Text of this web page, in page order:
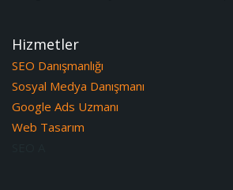
Hizmetler
SEO Danışmanlığı
Sosyal Medya Danışmanı
Google Ads Uzmanı
Web Tasarım